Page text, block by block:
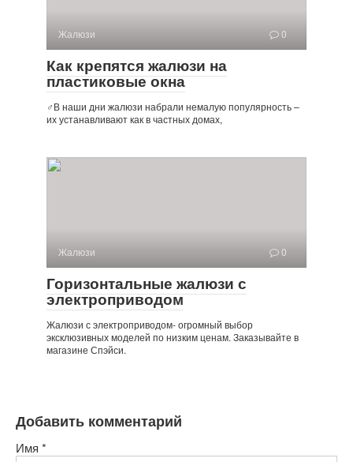
Жалюзи 0
Как крепятся жалюзи на
пластиковые окна
‍♂️В наши дни жалюзи набрали немалую популярность –
их устанавливают как в частных домах,
Жалюзи 0
Горизонтальные жалюзи с
электроприводом
Жалюзи с электроприводом- огромный выбор
эксклюзивных моделей по низким ценам. Заказывайте в
магазине Спэйси.
Добавить комментарий
Имя *